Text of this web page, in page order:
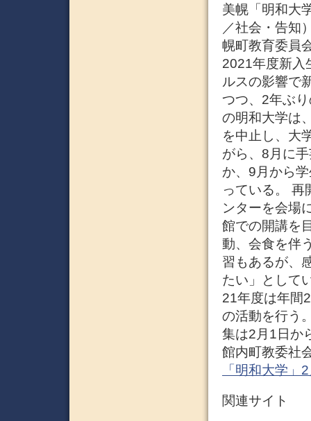
美幌「明和大
／社会・告知
幌町教育委員
2021年度新入
ルスの影響で
つつ、2年ぶ
の明和大学は
を中止し、大
がら、8月に
か、9月から
っている。 再
ンターを会場
館での開講を
動、会食を伴
習もあるが、
たい」として
21年度は年間
の活動を行う
集は2月1日か
館内町教委社
「明和大学」
関連サイト